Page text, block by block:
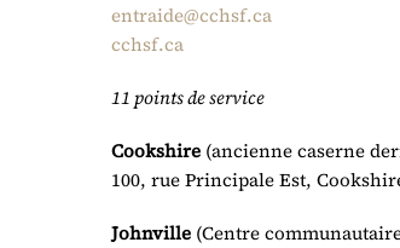
entraide@cchsf.ca
cchsf.ca
11 points de service
Cookshire (ancienne caserne
100, rue Principale Est,
Johnville (Centre